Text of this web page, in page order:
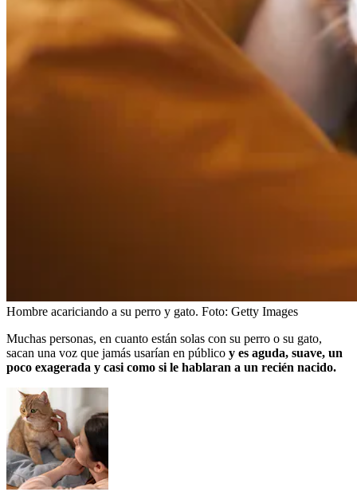
Hombre acariciando a su perro y gato. Foto: Getty Images
Muchas personas, en cuanto están solas con su perro o su gato,
sacan una voz que jamás usarían en público y es aguda, suave, un
poco exagerada y casi como si le hablaran a un recién nacido.